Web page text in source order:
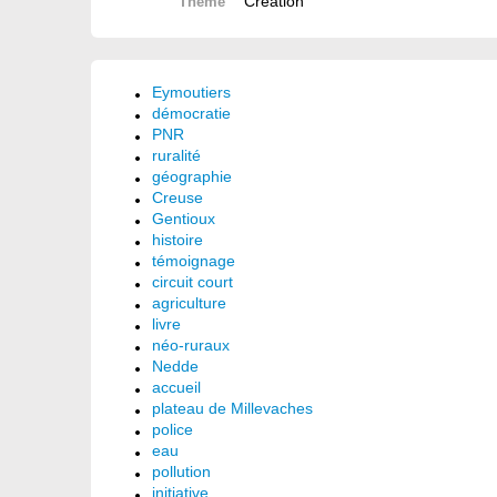
Eymoutiers
démocratie
PNR
ruralité
géographie
Creuse
Gentioux
histoire
témoignage
circuit court
agriculture
livre
néo-ruraux
Nedde
accueil
plateau de Millevaches
police
eau
pollution
initiative